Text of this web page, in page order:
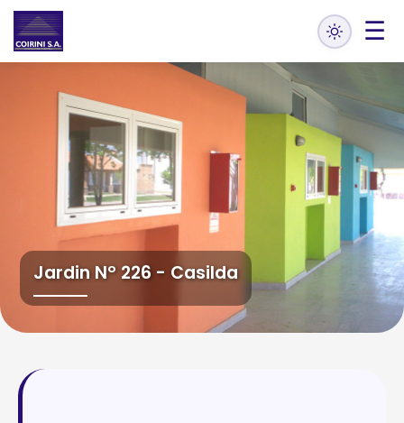
☰
Jardin Nº 226 - Casilda